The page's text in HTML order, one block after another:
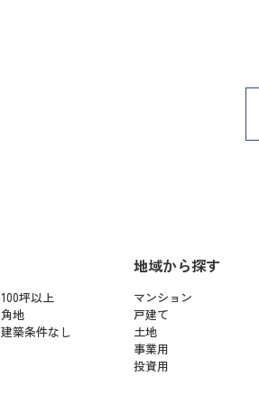
100坪以上
角地
建築条件なし
地域から探す
マンション
戸建て
土地
事業用
投資用